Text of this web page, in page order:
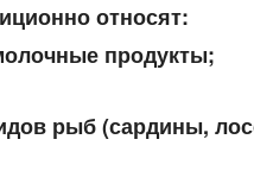
относят:
продукты;
рыб (сардины,